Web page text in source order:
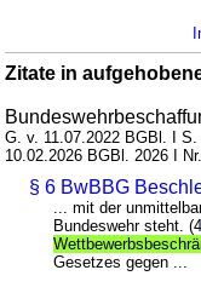
Zitate in
G. v. 11.07.2022 BGBl. I
10.02.2026 BGBl. 2026 I
§ 6 BwBBG
... mit der
Bundeswehr steht.
Gesetzes gegen ...